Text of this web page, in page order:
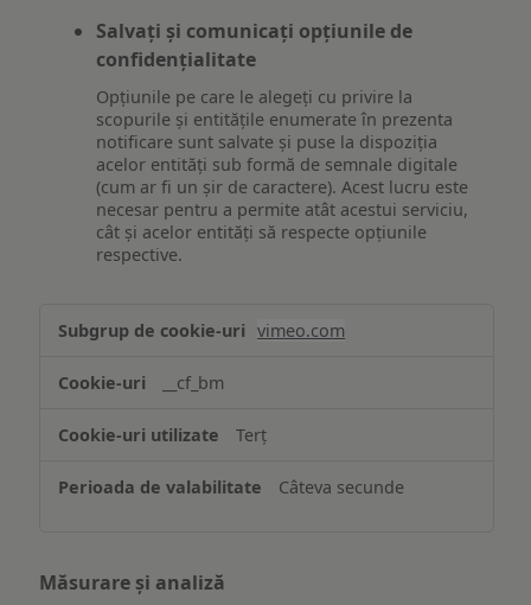
Salvați și comunicați opțiunile de
confidențialitate
Opțiunile pe care le alegeți cu privire la
scopurile și entitățile enumerate în prezenta
notificare sunt salvate și puse la dispoziția
acelor entități sub formă de semnale digitale
(cum ar fi un șir de caractere). Acest lucru este
necesar pentru a permite atât acestui serviciu,
cât și acelor entități să respecte opțiunile
respective.
funcționalităților
ului
vimeo.com
__cf_bm
Terț
Câteva secunde
Măsurare și analiză